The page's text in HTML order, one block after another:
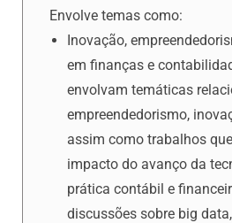
Envolve temas como:
Inovação,
em finanças e
envolvam temáticas
empreendedorismo,
assim como trabalhos
impacto do avanço da
prática contábil e
discussões sobre big